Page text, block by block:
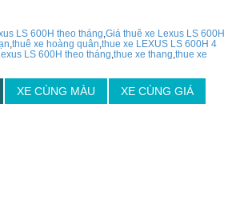
LS 600H theo tháng Giá thuê xe Lexus LS 600H
thuê xe hoàng quân thue xe LEXUS LS 600H 4
LS 600H theo tháng thue xe thang thue xe
XE CÙNG MÀU
XE CÙNG GIÁ